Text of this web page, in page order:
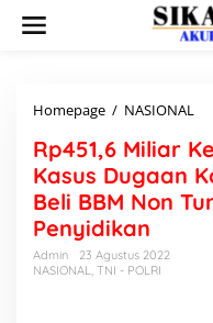
Homepage / NASIONAL
4
5
1
,
Rp451,6 Miliar
Kasus Dugaan
Beli BBM Non
Penyidikan
Admin
23 Agustus 2022
NASIONAL, TNI - POLRI